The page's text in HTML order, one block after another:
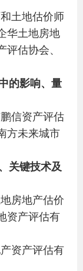
土地估价师
华土地房地
估协会、
的影响、量
信资产评估
方未来城市
关键技术及
房地产估价
资产评估有
资产评估有